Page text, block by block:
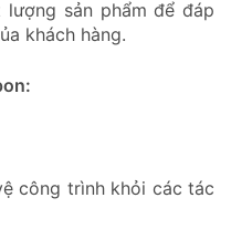
sản phẩm để đáp
khách hàng.
công trình khỏi các tác